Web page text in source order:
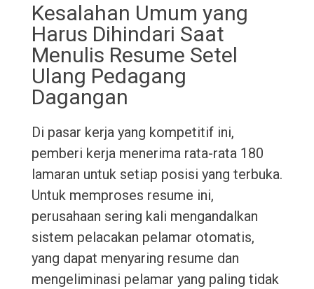
Kesalahan Umum yang
Harus Dihindari Saat
Menulis Resume Setel
Ulang Pedagang
Dagangan
Di pasar kerja yang kompetitif ini,
pemberi kerja menerima rata-rata 180
lamaran untuk setiap posisi yang terbuka.
Untuk memproses resume ini,
perusahaan sering kali mengandalkan
sistem pelacakan pelamar otomatis,
yang dapat menyaring resume dan
mengeliminasi pelamar yang paling tidak